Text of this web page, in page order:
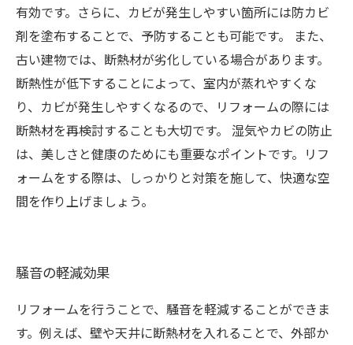
有効です。さらに、カビが発生しやすい箇所には防カビ
剤を塗布することで、予防することも可能です。 また、
古い建物では、断熱材が劣化している場合があります。
断熱性が低下することによって、室内が蒸れやすくな
り、カビが発生しやすくなるので、リフォームの際には
断熱材を再検討することも大切です。 湿気やカビの防止
は、美しさと健康のためにも重要なポイントです。リフ
ォームをする際は、しっかりと対策を施して、快適な空
間を作り上げましょう。
騒音の軽減効果
リフォームを行うことで、騒音を軽減することができま
す。例えば、壁や天井に断熱材を入れることで、外部か